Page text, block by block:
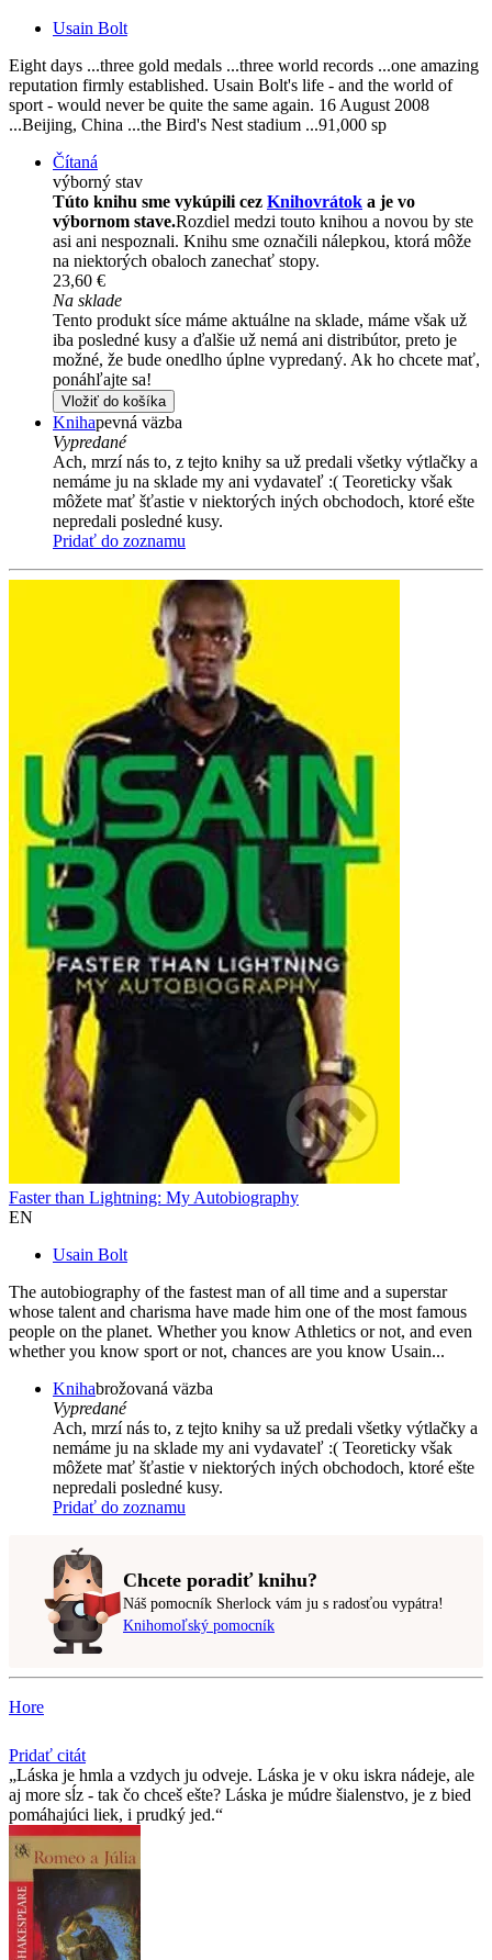
Usain Bolt
Eight days ...three gold medals ...three world records ...one amazing
reputation firmly established. Usain Bolt's life - and the world of
sport - would never be quite the same again. 16 August 2008
...Beijing, China ...the Bird's Nest stadium ...91,000 sp
Čítaná
výborný stav
Túto knihu sme vykúpili cez Knihovrátok a je vo
výbornom stave.Rozdiel medzi touto knihou a novou by ste
asi ani nespoznali. Knihu sme označili nálepkou, ktorá môže
na niektorých obaloch zanechať stopy.
23,60 €
Na sklade
Tento produkt síce máme aktuálne na sklade, máme však už
iba posledné kusy a ďalšie už nemá ani distribútor, preto je
možné, že bude onedlho úplne vypredaný. Ak ho chcete mať,
ponáhľajte sa!
Vložiť do košíka
Knihapevná väzba
Vypredané
Ach, mrzí nás to, z tejto knihy sa už predali všetky výtlačky a
nemáme ju na sklade my ani vydavateľ :( Teoreticky však
môžete mať šťastie v niektorých iných obchodoch, ktoré ešte
nepredali posledné kusy.
Pridať do zoznamu
Faster than Lightning: My Autobiography
EN
Usain Bolt
The autobiography of the fastest man of all time and a superstar
whose talent and charisma have made him one of the most famous
people on the planet. Whether you know Athletics or not, and even
whether you know sport or not, chances are you know Usain...
Knihabrožovaná väzba
Vypredané
Ach, mrzí nás to, z tejto knihy sa už predali všetky výtlačky a
nemáme ju na sklade my ani vydavateľ :( Teoreticky však
môžete mať šťastie v niektorých iných obchodoch, ktoré ešte
nepredali posledné kusy.
Pridať do zoznamu
Chcete poradiť knihu?
Náš pomocník Sherlock vám ju s radosťou vypátra!
Knihomoľský pomocník
Hore
Pridať citát
Láska je hmla a vzdych ju odveje. Láska je v oku iskra nádeje, ale
aj more sĺz - tak čo chceš ešte? Láska je múdre šialenstvo, je z bied
pomáhajúci liek, i prudký jed.